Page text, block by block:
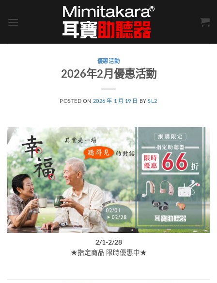
優惠活動
2026年2月優惠活動
POSTED ON 2026 年 1 月 19 日 BYSL2
2/1-2/28
★指定商品 限時優惠中★